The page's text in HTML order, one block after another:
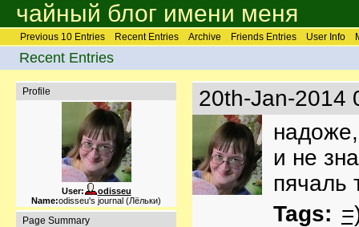
чайный блог имени меня
Previous 10 Entries Recent Entries Archive Friends Entries User Info
Recent Entries
Profile
User:
odisseu
Name:odisseu's journal (Лёльки)
Page Summary
20th-Jan-2014
и не
пячаль
Tags: